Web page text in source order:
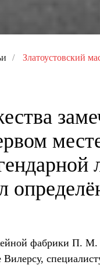
/ Златоустовский
фабрики П. М.